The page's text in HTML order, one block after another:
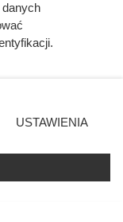
koszyku.
prywatności
Niektóre
się takiemu
tylko
USTAWIENIA